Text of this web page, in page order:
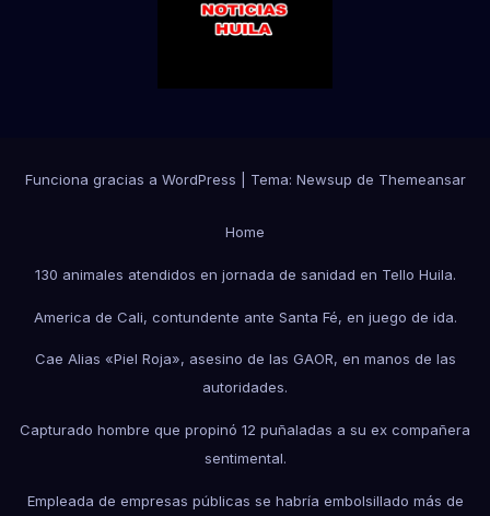
Funciona gracias a WordPress Tema: Newsup de Themeansar
Home
130 animales atendidos en jornada de sanidad en Tello Huila.
America de Cali, contundente ante Santa Fé, en juego de ida.
Cae Alias «Piel Roja», asesino de las GAOR, en manos de las
autoridades.
Capturado hombre que propinó 12 puñaladas a su ex compañera
sentimental.
Empleada de empresas públicas se habría embolsillado más de